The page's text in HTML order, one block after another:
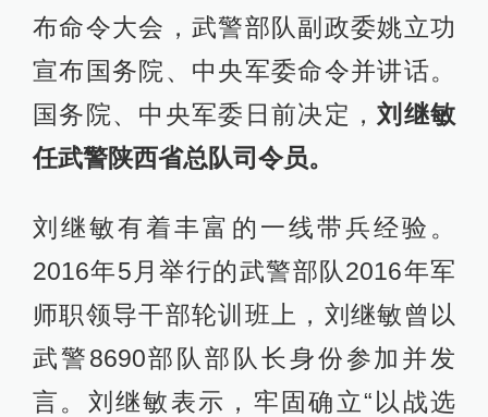
布命令大会，武警部队副政委姚立功
宣布国务院、中央军委命令并讲话。
国务院、中央军委日前决定，刘继敏
任武警陕西省总队司令员。
刘继敏有着丰富的一线带兵经验。
2016年5月举行的武警部队2016年军
师职领导干部轮训班上，刘继敏曾以
武警8690部队部队长身份参加并发
言。刘继敏表示，牢固确立“以战选